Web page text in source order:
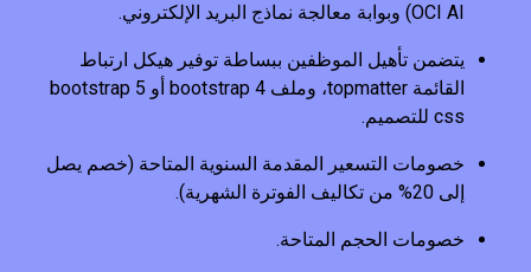
OCI AI) وبوابة معالجة نماذج البريد الإلكتروني.
يتضمن تأهيل الموظفين ببساطة توفير هيكل ارتباط
القائمة topmatter، وملف bootstrap 4 أو bootstrap 5
css للتصميم.
خصومات التسعير المقدمة السنوية المتاحة (خصم يصل
إلى 20% من تكاليف الفوترة الشهرية).
خصومات الحجم المتاحة.